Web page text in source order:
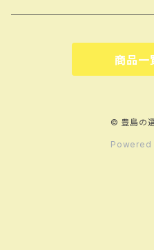
トキワ荘のある街から（著：小出
商品一
© 豊島の
Powered